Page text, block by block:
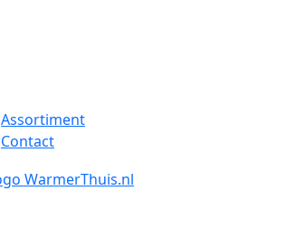
Assortiment
Contact